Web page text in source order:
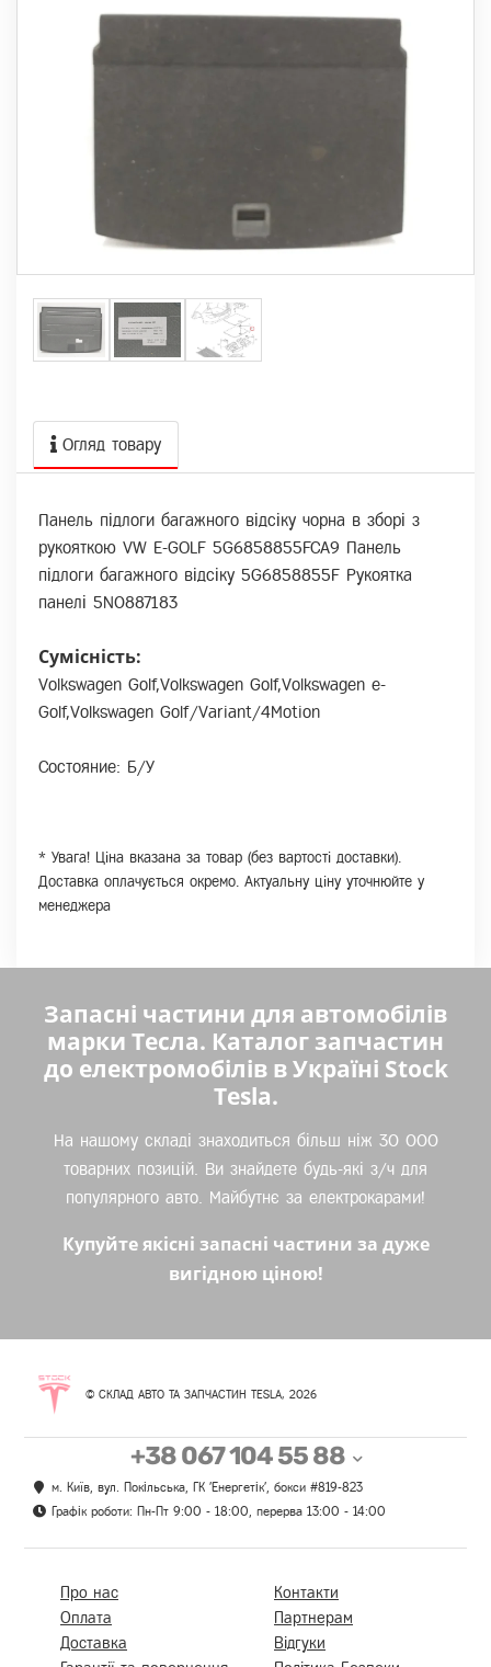
Огляд товару
Панель підлоги багажного відсіку чорна в зборі з
рукояткою VW E-GOLF 5G6858855FCA9 Панель
підлоги багажного відсіку 5G6858855F Рукоятка
панелі 5N0887183
Сумісність:
Volkswagen Golf,Volkswagen Golf,Volkswagen e-
Golf,Volkswagen Golf/Variant/4Motion
Состояние: Б/У
* Увага! Ціна вказана за товар (без вартості доставки).
Доставка оплачується окремо. Актуальну ціну уточнюйте у
менеджера
Запасні частини для автомобілів
марки Тесла. Каталог запчастин
до електромобілів в Україні Stock
Tesla.
На нашому складі знаходиться більш ніж 30 000
товарних позицій. Ви знайдете будь-які з/ч для
популярного авто. Майбутнє за електрокарами!
Купуйте якісні запасні частини за дуже
вигідною ціною!
© СКЛАД АВТО ТА ЗАПЧАСТИН TESLA, 2026
+38 067 104 55 88
м. Київ, вул. Покільська, ГК 'Енергетік', бокси #819-823
Графік роботи: Пн-Пт 9:00 - 18:00, перерва 13:00 - 14:00
Про нас
Оплата
Доставка
Контакти
Партнерам
Відгуки